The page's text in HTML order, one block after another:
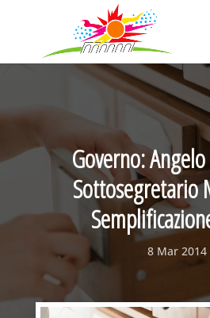
Governo:
Sottosegretario
8 Mar 2014